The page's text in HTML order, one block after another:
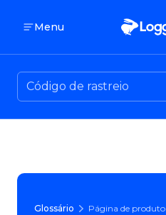
Menu
Glossário Página de produto